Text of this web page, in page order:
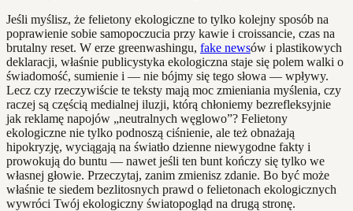
Jeśli myślisz, że felietony ekologiczne to tylko kolejny sposób na
poprawienie sobie samopoczucia przy kawie i croissancie, czas na
brutalny reset. W erze greenwashingu, fake newsów i plastikowych
deklaracji, właśnie publicystyka ekologiczna staje się polem walki o
świadomość, sumienie i — nie bójmy się tego słowa — wpływy.
Lecz czy rzeczywiście te teksty mają moc zmieniania myślenia, czy
raczej są częścią medialnej iluzji, którą chłoniemy bezrefleksyjnie
jak reklamę napojów „neutralnych węglowo”? Felietony
ekologiczne nie tylko podnoszą ciśnienie, ale też obnażają
hipokryzję, wyciągają na światło dzienne niewygodne fakty i
prowokują do buntu — nawet jeśli ten bunt kończy się tylko we
własnej głowie. Przeczytaj, zanim zmienisz zdanie. Bo być może
właśnie te siedem bezlitosnych prawd o felietonach ekologicznych
wywróci Twój ekologiczny światopogląd na drugą stronę.